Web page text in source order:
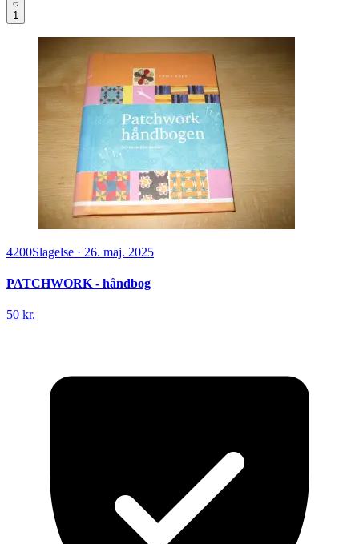
1
4200Slagelse · 26. maj. 2025
PATCHWORK - håndbog
50 kr.